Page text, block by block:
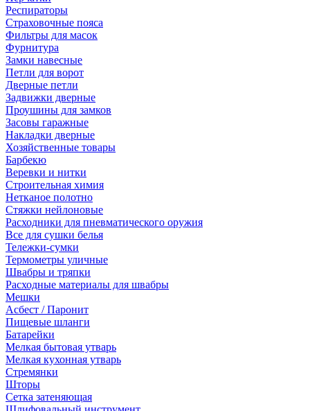
Респираторы
Страховочные пояса
Фильтры для масок
Фурнитура
Замки навесные
Петли для ворот
Дверные петли
Задвижки дверные
Проушины для замков
Засовы гаражные
Накладки дверные
Хозяйственные товары
Барбекю
Веревки и нитки
Строительная химия
Нетканое полотно
Стяжки нейлоновые
Расходники для пневматического оружия
Все для сушки белья
Тележки-сумки
Термометры уличные
Швабры и тряпки
Расходные материалы для швабры
Мешки
Асбест / Паронит
Пищевые шланги
Батарейки
Мелкая бытовая утварь
Мелкая кухонная утварь
Стремянки
Шторы
Сетка затеняющая